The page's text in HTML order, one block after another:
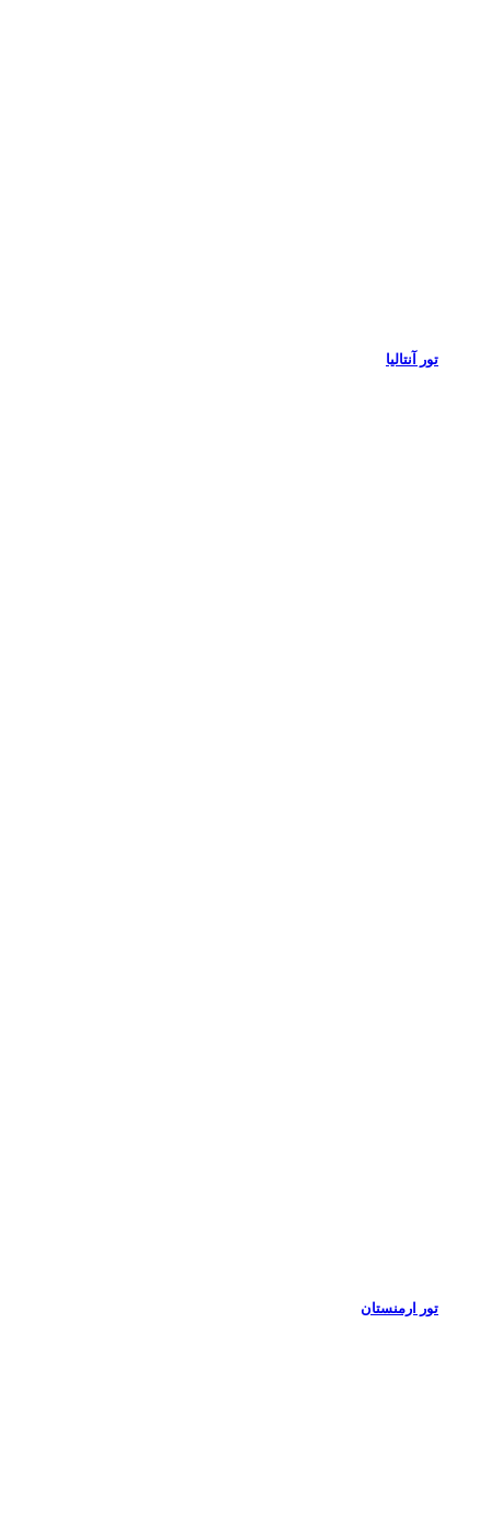
تور آنتالیا
تور ارمنستان